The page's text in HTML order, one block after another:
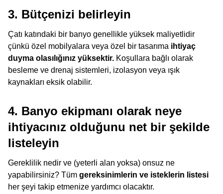
3. Bütçenizi belirleyin
Çatı katındaki bir banyo genellikle yüksek maliyetlidir
çünkü özel mobilyalara veya özel bir tasarıma ihtiyaç
duyma olasılığınız yüksektir. Koşullara bağlı olarak
besleme ve drenaj sistemleri, izolasyon veya ışık
kaynakları eksik olabilir.
4. Banyo ekipmanı olarak neye
ihtiyacınız olduğunu net bir şekilde
listeleyin
Gereklilik nedir ve (yeterli alan yoksa) onsuz ne
yapabilirsiniz? Tüm gereksinimlerin ve isteklerin listesi
her şeyi takip etmenize yardımcı olacaktır.